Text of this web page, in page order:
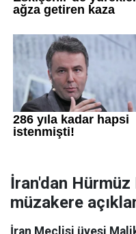
İran'dan
müzakere
İran Meclisi üyesi